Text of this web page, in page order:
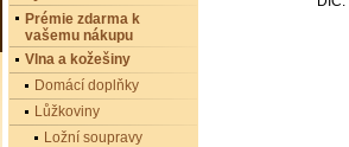
Prémie zdarma k
vašemu nákupu
Vlna a kožešiny
Domácí doplňky
Lůžkoviny
Ložní soupravy